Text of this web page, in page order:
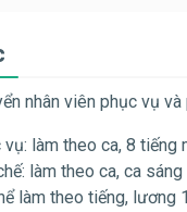
nhân viên phục vụ và
làm theo ca, 8
làm theo ca, ca
làm theo tiếng, lương